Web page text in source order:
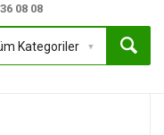
08 08